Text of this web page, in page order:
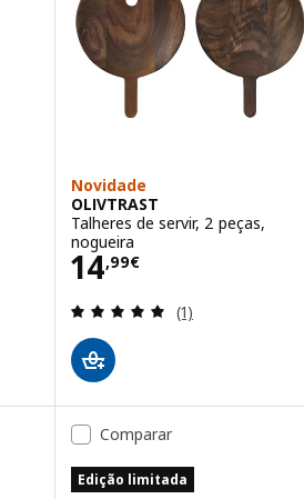
fora de 5 estrelas. Total de
Novidade
OLIVTRAST
Talheres de servir, 2 peças,
nogueira
14,99€
Preço 14,99€
Avaliação: 5
(1)
Comparar
Edição limitada